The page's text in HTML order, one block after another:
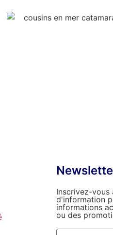
Inscrivez-
d'information
informations
ou des